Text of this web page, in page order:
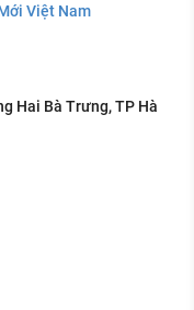
Việt Nam
Hai Bà Trưng, TP Hà